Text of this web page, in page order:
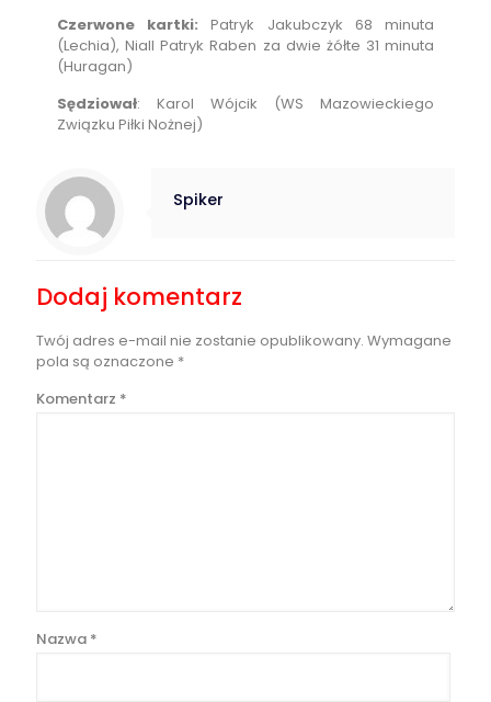
Czerwone kartki: Patryk Jakubczyk 68 minuta
(Lechia), Niall Patryk Raben za dwie żółte 31 minuta
(Huragan)
Sędziował: Karol Wójcik (WS Mazowieckiego
Związku Piłki Nożnej)
Spiker
Dodaj komentarz
Twój adres e-mail nie zostanie opublikowany. Wymagane
pola są oznaczone *
Komentarz *
Nazwa *